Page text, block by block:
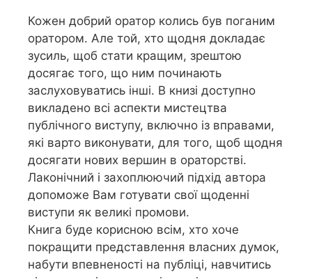
Кожен добрий оратор колись був поганим
оратором. Але той, хто щодня докладає
зусиль, щоб стати кращим, зрештою
досягає того, що ним починають
заслуховуватись інші. В книзі доступно
викладено всі аспекти мистецтва
публічного виступу, включно із вправами,
які варто виконувати, для того, щоб щодня
досягати нових вершин в ораторстві.
Лаконічний і захоплюючий підхід автора
допоможе Вам готувати свої щоденні
виступи як великі промови.
Книга буде корисною всім, хто хоче
покращити представлення власних думок,
набути впевненості на публіці, навчитись